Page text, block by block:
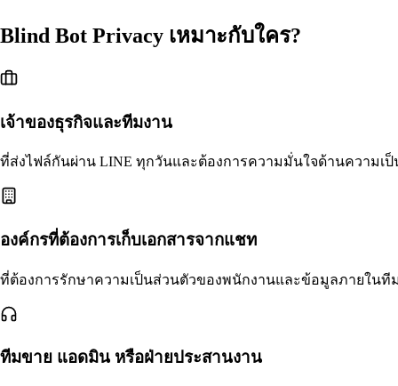
Blind Bot Privacy เหมาะกับใคร?
เจ้าของธุรกิจและทีมงาน
ที่ส่งไฟล์กันผ่าน LINE ทุกวันและต้องการความมั่นใจด้านความเ
องค์กรที่ต้องการเก็บเอกสารจากแชท
ที่ต้องการรักษาความเป็นส่วนตัวของพนักงานและข้อมูลภายในที
ทีมขาย แอดมิน หรือฝ่ายประสานงาน